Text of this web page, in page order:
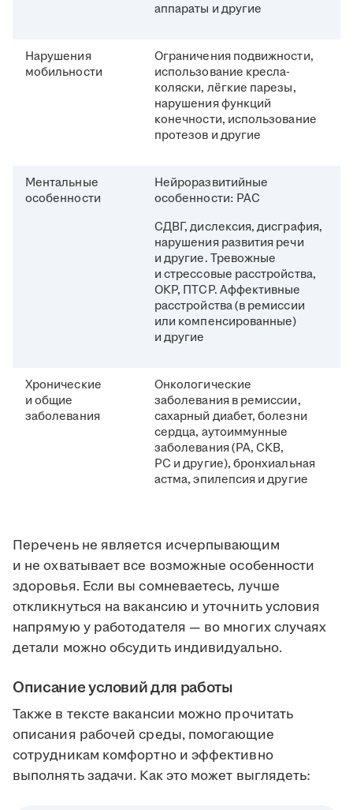
аппараты и другие
Нарушения
мобильности
Ограничения подвижности,
использование кресла-
коляски, лёгкие парезы,
нарушения функций
конечности, использование
протезов и другие
Ментальные
особенности
Нейроразвитийные
особенности: РАС
СДВГ, дислексия, дисграфия,
нарушения развития речи
и другие. Тревожные
и стрессовые расстройства,
ОКР, ПТСР. Аффективные
расстройства (в ремиссии
или компенсированные)
и другие
Хронические
и общие
заболевания
Онкологические
заболевания в ремиссии,
сахарный диабет, болезни
сердца, аутоиммунные
заболевания (РА, СКВ,
РС и другие), бронхиальная
астма, эпилепсия и другие
Перечень не является исчерпывающим
и не охватывает все возможные особенности
здоровья. Если вы сомневаетесь, лучше
откликнуться на вакансию и уточнить условия
напрямую у работодателя — во многих случаях
детали можно обсудить индивидуально.
Описание условий для работы
Также в тексте вакансии можно прочитать
описания рабочей среды, помогающие
сотрудникам комфортно и эффективно
выполнять задачи. Как это может выглядеть: